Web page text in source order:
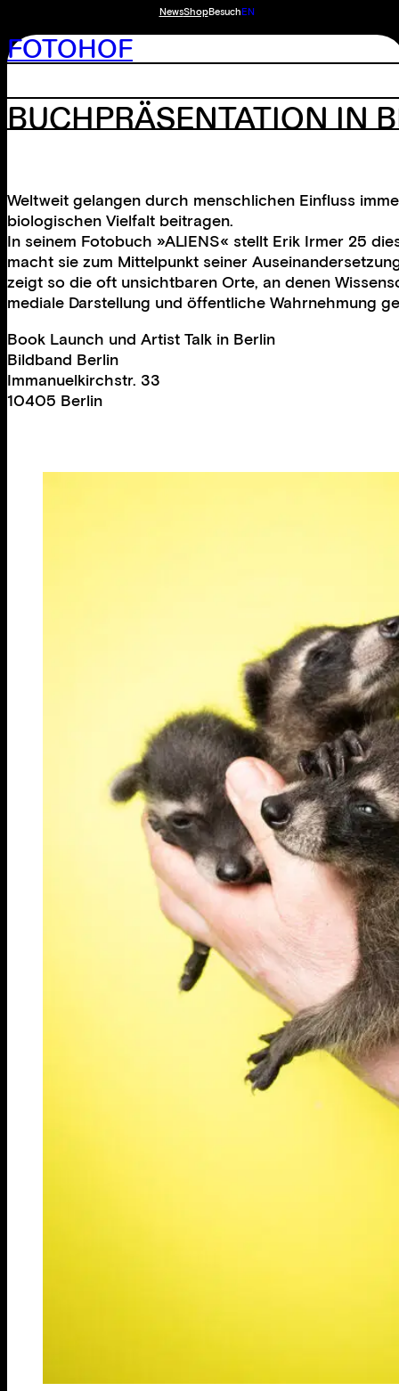
NewsShopBesuchEN
FOTOHOF
BUCHPRÄSENTATION IN
Weltweit gelangen durch menschlichen Einfluss
biologischen Vielfalt beitragen.
In seinem Fotobuch »ALIENS« stellt Erik Irmer 25
macht sie zum Mittelpunkt seiner
zeigt so die oft unsichtbaren Orte, an denen
mediale Darstellung und öffentliche Wahrnehmung
Book Launch und Artist Talk in Berlin
Bildband Berlin
Immanuelkirchstr. 33
10405 Berlin